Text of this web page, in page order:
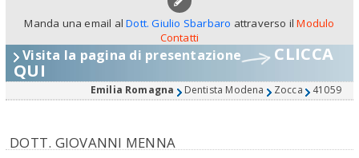
Manda una email alDott. Giulio Sbarbaro attraverso ilModulo
Contatti
Visita la pagina di presentazione CLICCA
QUI
Emilia Romagna Dentista Modena Zocca 41059
DOTT. GIOVANNI MENNA